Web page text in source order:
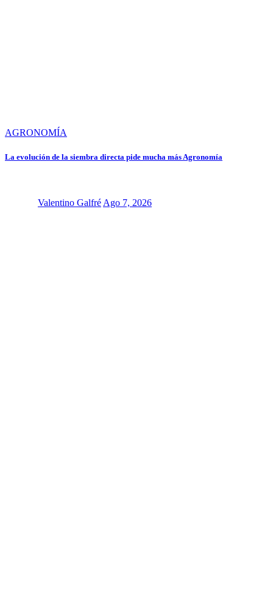
AGRONOMÍA
La evolución de la siembra directa pide mucha más Agronomía
Valentino Galfré Ago 7, 2026